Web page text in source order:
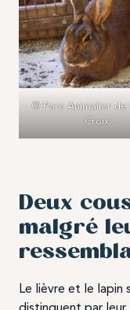
© Parc Animalier de
Croix
Deux
malgré
Le lièvre et le lapin